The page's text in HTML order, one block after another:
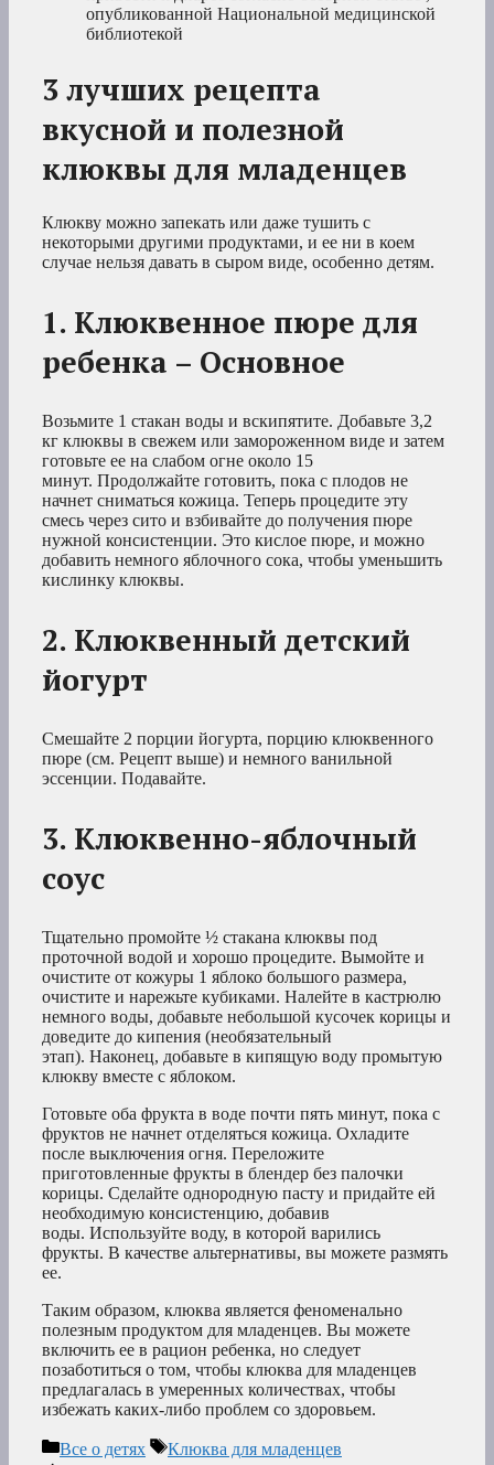
опубликованной Национальной медицинской
библиотекой
3 лучших рецепта
вкусной и полезной
клюквы для младенцев
Клюкву можно запекать или даже тушить с
некоторыми другими продуктами, и ее ни в коем
случае нельзя давать в сыром виде, особенно детям.
1. Клюквенное пюре для
ребенка – Основное
Возьмите 1 стакан воды и вскипятите. Добавьте 3,2
кг клюквы в свежем или замороженном виде и затем
готовьте ее на слабом огне около 15
минут. Продолжайте готовить, пока с плодов не
начнет сниматься кожица. Теперь процедите эту
смесь через сито и взбивайте до получения пюре
нужной консистенции. Это кислое пюре, и можно
добавить немного яблочного сока, чтобы уменьшить
кислинку клюквы.
2. Клюквенный детский
йогурт
Смешайте 2 порции йогурта, порцию клюквенного
пюре (см. Рецепт выше) и немного ванильной
эссенции. Подавайте.
3. Клюквенно-яблочный
соус
Тщательно промойте ½ стакана клюквы под
проточной водой и хорошо процедите. Вымойте и
очистите от кожуры 1 яблоко большого размера,
очистите и нарежьте кубиками. Налейте в кастрюлю
немного воды, добавьте небольшой кусочек корицы и
доведите до кипения (необязательный
этап). Наконец, добавьте в кипящую воду промытую
клюкву вместе с яблоком.
Готовьте оба фрукта в воде почти пять минут, пока с
фруктов не начнет отделяться кожица. Охладите
после выключения огня. Переложите
приготовленные фрукты в блендер без палочки
корицы. Сделайте однородную пасту и придайте ей
необходимую консистенцию, добавив
воды. Используйте воду, в которой варились
фрукты. В качестве альтернативы, вы можете размять
ее.
Таким образом, клюква является феноменально
полезным продуктом для младенцев. Вы можете
включить ее в рацион ребенка, но следует
позаботиться о том, чтобы клюква для младенцев
предлагалась в умеренных количествах, чтобы
избежать каких-либо проблем со здоровьем.
Рубрики
Все о детях Метки
Клюква для младенцев